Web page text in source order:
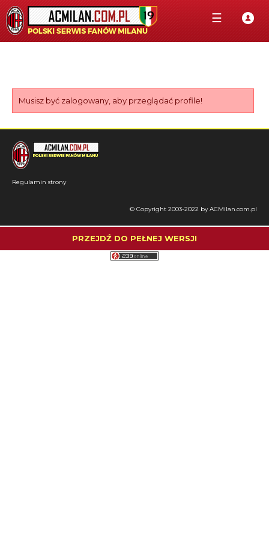
☰
Musisz być zalogowany, aby przeglądać profile!
Regulamin strony
© Copyright 2003-2022 by ACMilan.com.pl
PRZEJDŹ DO PEŁNEJ WERSJI